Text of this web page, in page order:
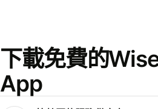
下載免費的
App